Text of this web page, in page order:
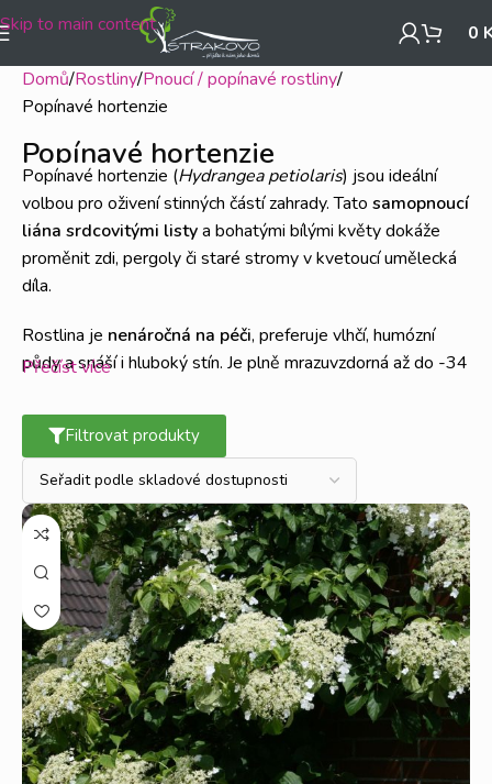
Skip to main content 0
Domů Rostliny Pnoucí / popínavé rostliny
Popínavé hortenzie
Popínavé hortenzie
Popínavé hortenzie (Hydrangea petiolaris) jsou ideální
volbou pro oživení stinných částí zahrady. Tato samopnoucí
liána srdcovitými listya bohatými bílými květy dokáže
proměnit zdi, pergoly či staré stromy v kvetoucí umělecká
díla.
Rostlina je nenáročná na péči, preferuje vlhčí, humózní
půdy a snáší i hluboký stín. Je plně mrazuvzdorná až do -34
prvních letech roste pomaleji, ale s časem dosahuje výšky
až 12 metrů a šířky 8 metrů
porost.​
Popínavé hortenzie kvetou od června do srpna, přičemž
jejich květypřitahují motýly a další opylovače.Na podzim
se listy zbarvují do máslově žluté, což přidává další vizuální
zážitek
Přečíst více
Filtrovat produkty